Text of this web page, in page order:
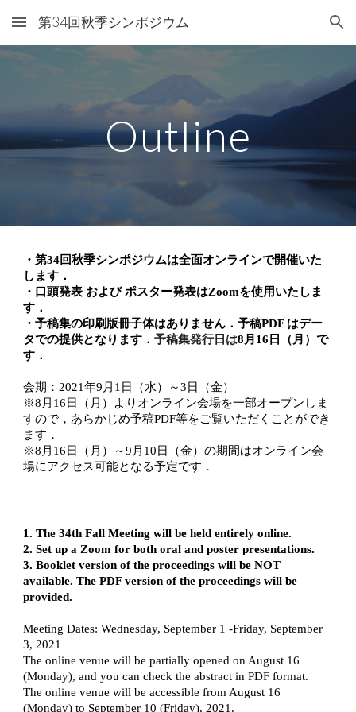
Skip to main content Skip to navigation
第34回秋季シンポジウム
Outline
・第34回秋季シンポジウムは全面オンラインで開催いた
します．
・口頭発表 および ポスター発表はZoomを使用いたしま
す．
・予稿集の印刷版冊子体はありません．予稿PDF はデー
タでの提供となります．予稿集発行日は8月16日（月）で
す．
会期：2021年9月1日（水）～3日（金）
※8月16日（月）よりオンライン会場を一部オープンしま
すので，あらかじめ予稿PDF等をご覧いただくことができ
ます．
※8月16日（月）～9月10日（金）の期間はオンライン会
場にアクセス可能となる予定です．
1. The 34th Fall Meeting will be held entirely online.
2. Set up a Zoom for both oral and poster presentations.
3. Booklet version of the proceedings will be NOT
available. The PDF version of the proceedings will be
provided.
Meeting Dates: Wednesday, September 1 -Friday, September
3, 2021
The online venue will be partially opened on August 16
(Monday), and you can check the abstract in PDF format.
The online venue will be accessible from August 16
(Monday) to September 10 (Friday), 2021.